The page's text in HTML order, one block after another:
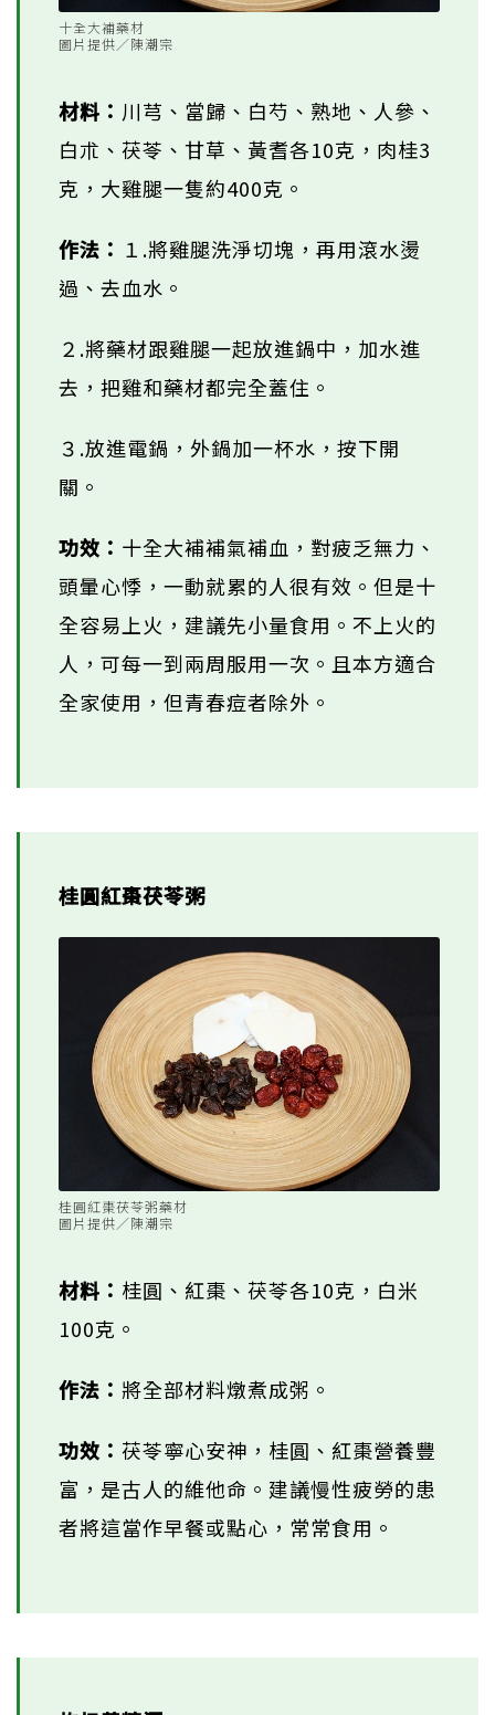
十全大補藥材
圖片提供／陳潮宗
材料： 川芎、當歸、白芍、熟地、人參、
白朮、茯苓、甘草、黃耆各10克，肉桂3
克，大雞腿一隻約400克。
作法： １.將雞腿洗淨切塊，再用滾水燙
過、去血水。
２.將藥材跟雞腿一起放進鍋中，加水進
去，把雞和藥材都完全蓋住。
３.放進電鍋，外鍋加一杯水，按下開
關。
功效： 十全大補補氣補血，對疲乏無力、
頭暈心悸，一動就累的人很有效。但是十
全容易上火，建議先小量食用。不上火的
人，可每一到兩周服用一次。且本方適合
全家使用，但青春痘者除外。
桂圓紅棗茯苓粥
桂圓紅棗茯苓粥藥材
圖片提供／陳潮宗
材料： 桂圓、紅棗、茯苓各10克，白米
100克。
作法： 將全部材料燉煮成粥。
功效： 茯苓寧心安神，桂圓、紅棗營養豐
富，是古人的維他命。建議慢性疲勞的患
者將這當作早餐或點心，常常食用。